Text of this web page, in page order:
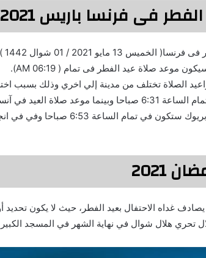
فى فرنسا باريس 2021
الصلاة تختلف من مدينة إلي اخري وذلك بسبب
صباحا ،وفيما يخص مدينة سانت بريوك
2021